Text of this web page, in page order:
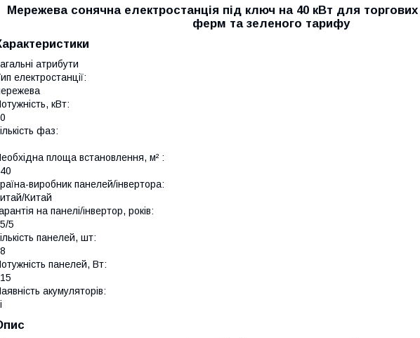
Мережева сонячна електростанція під ключ на 40 кВт для торгових
ферм та зеленого тарифу
атрибути
електростанції:
кВт:
фаз:
площа встановлення, м² :
виробник панелей/інвертора:
Китай
на панелі/інвертор, років:
5
панелей, шт:
панелей, Вт:
акумуляторів: